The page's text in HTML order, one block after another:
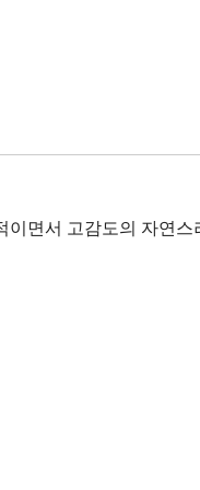
면서 고감도의 자연스